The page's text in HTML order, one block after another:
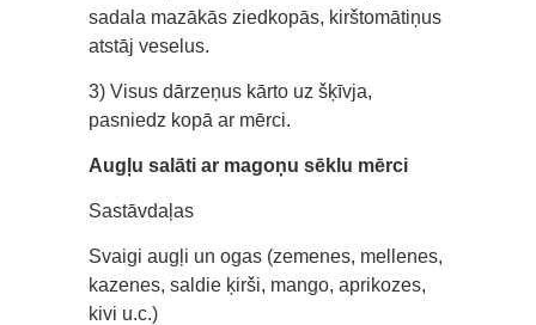
sadala mazākās ziedkopās, kirštomātiņus
atstāj veselus.
3) Visus dārzeņus kārto uz šķīvja,
pasniedz kopā ar mērci.
Augļu salāti ar magoņu sēklu mērci
Sastāvdaļas
Svaigi augļi un ogas (zemenes, mellenes,
kazenes, saldie ķirši, mango, aprikozes,
kivi u.c.)